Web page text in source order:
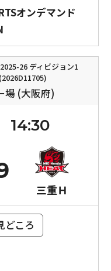
オンデマンド
26 ディビジョン1
場 (大阪府)
14:30
三重Ｈ
どころ